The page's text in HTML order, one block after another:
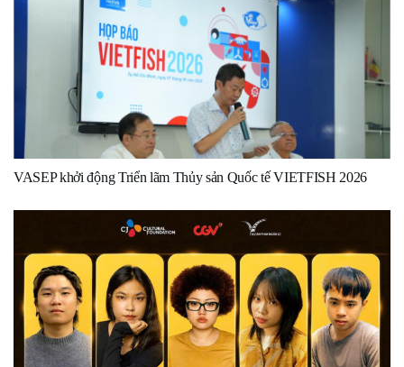
VASEP khởi động Triển lãm Thủy sản Quốc tế VIETFISH 2026